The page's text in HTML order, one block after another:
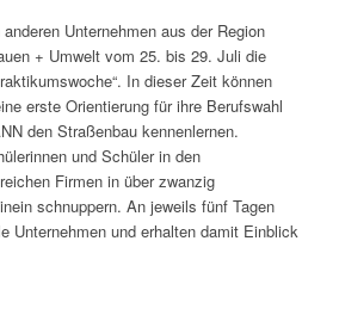
Unternehmen aus der Region
+ Umwelt vom 25. bis 29. Juli die
In dieser Zeit können
erste Orientierung für ihre Berufswahl
den Straßenbau kennenlernen.
und Schüler in den
Firmen in über zwanzig
schnuppern. An jeweils fünf Tagen
Unternehmen und erhalten damit Einblick